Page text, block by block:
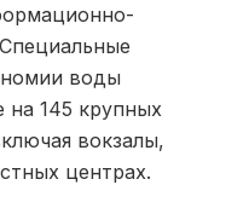
воды
на 145 крупных
вокзалы,
центрах.